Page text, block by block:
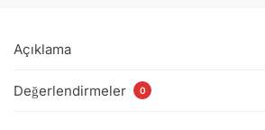
Açıklama
Değerlendirmeler 0